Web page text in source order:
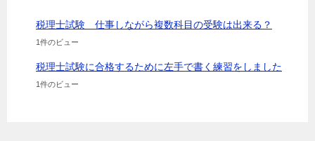
税理士試験 仕事しながら複数科目の受験は出来る？
1件のビュー
税理士試験に合格するために左手で書く練習をしました
1件のビュー